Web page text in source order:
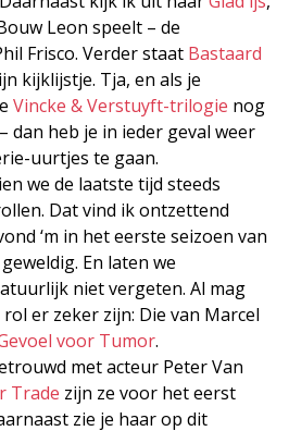
Leon speelt – de
Frisco. Verder staat Bastaard
kijklijstje. Tja, en als je
Vincke & Verstuyft-trilogie nog
dan heb je in ieder geval weer
uurtjes te gaan.
we de laatste tijd steeds
Dat vind ik ontzettend
‘m in het eerste seizoen van
En laten we
niet vergeten. Al mag
er zeker zijn: Die van Marcel
voor Tumor.
met acteur Peter Van
Trade zijn ze voor het eerst
zie je haar op dit